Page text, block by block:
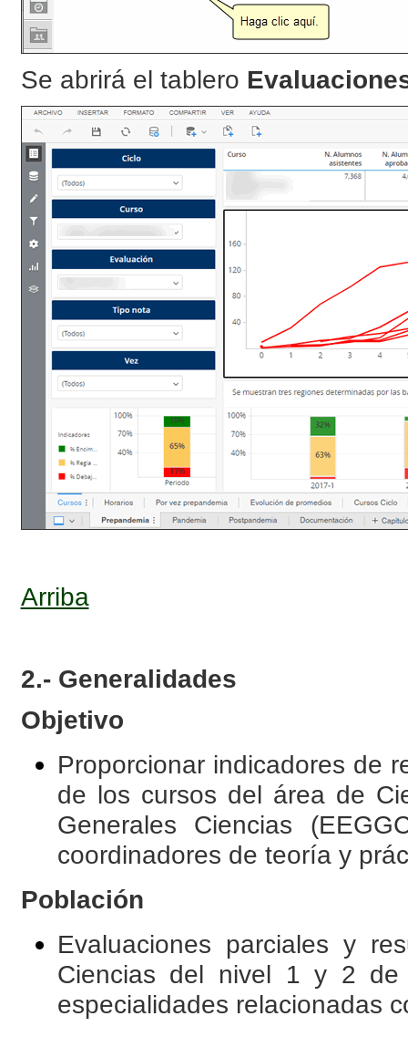
Se abrirá el tablero
Arriba
2.- Generalidades
Objetivo
Proporcionar indicadores de
de los cursos del área de
Generales Ciencias
coordinadores de teoría y
Población
Evaluaciones parciales y
Ciencias del nivel 1 y 2 de
especialidades relacionadas